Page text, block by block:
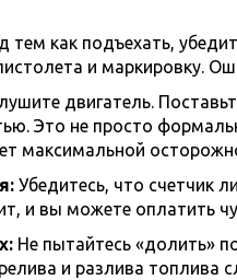
тем как подъехать,
и маркировку.
двигатель.
Это не просто
максимальной
Убедитесь, что счетчик
и вы можете оплатить
Не пытайтесь «долить»
и разлива топлива